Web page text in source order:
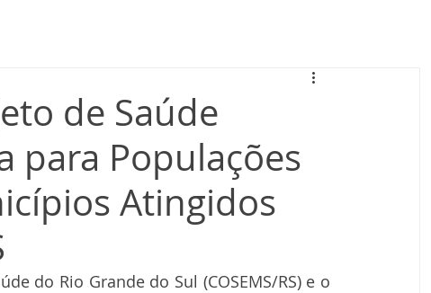
de Saúde
para Populações
Atingidos
do Rio Grande do Sul (COSEMS/RS) e o